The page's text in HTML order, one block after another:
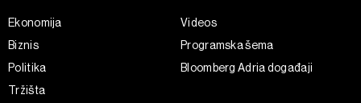
ažurirati klikom na „Prikaži detalje“. Privolu možete u bilo
kojem trenutku povući bez negativnih posljedica.
Ekonomija
Biznis
Politika
Tržišta
Videos
Programska šema
Bloomberg Adria događaji